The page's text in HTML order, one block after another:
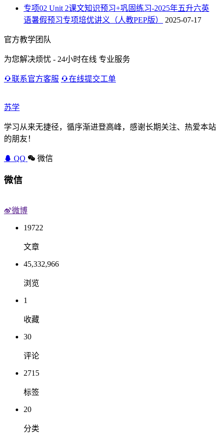
专项02 Unit 2课文知识预习+巩固练习-2025年五升六英
语暑假预习专项培优讲义（人教PEP版）
2025-07-17
官方教学团队
为您解决烦忧 - 24小时在线 专业服务
联系官方客服 在线提交工单
苏学
学习从来无捷径，循序渐进登高峰，感谢长期关注、热爱本站
的朋友！
QQ 微信
微信
微博
19722
文章
45,332,966
浏览
1
收藏
30
评论
2715
标签
20
分类